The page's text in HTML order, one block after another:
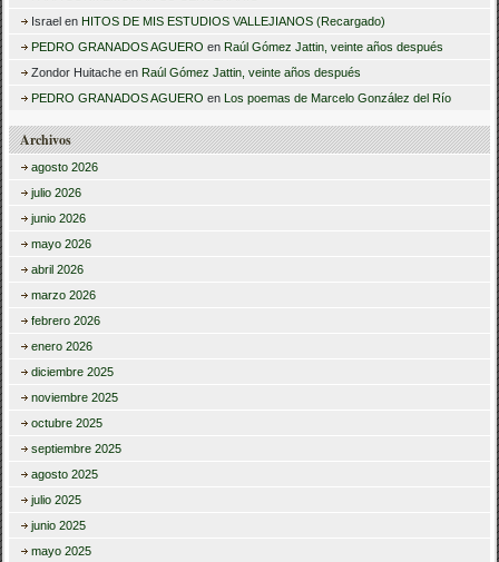
Israel en HITOS DE MIS ESTUDIOS VALLEJIANOS (Recargado)
PEDRO GRANADOS AGUERO en Raúl Gómez Jattin, veinte años después
Zondor Huitache en Raúl Gómez Jattin, veinte años después
PEDRO GRANADOS AGUERO en Los poemas de Marcelo González del Río
Archivos
agosto 2026
julio 2026
junio 2026
mayo 2026
abril 2026
marzo 2026
febrero 2026
enero 2026
diciembre 2025
noviembre 2025
octubre 2025
septiembre 2025
agosto 2025
julio 2025
junio 2025
mayo 2025